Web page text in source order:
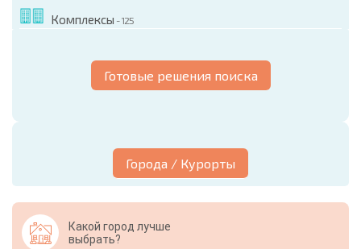
Комплексы - 125
Готовые решения поиска
Города / Курорты
Какой город лучше
выбрать?